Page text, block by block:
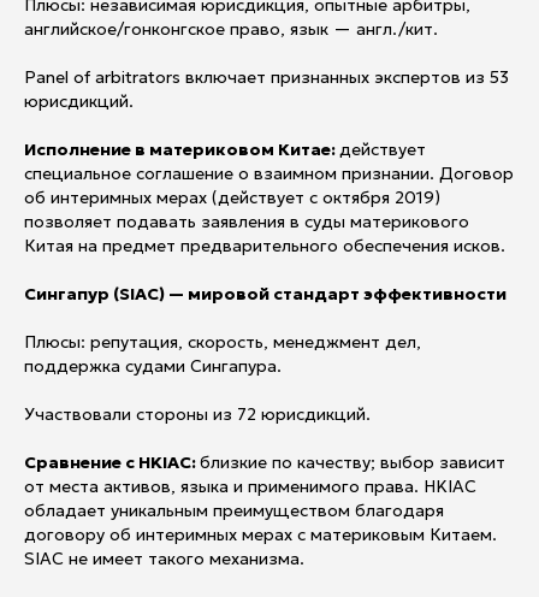
Плюсы: независимая юрисдикция, опытные арбитры,
английское/гонконгское право, язык — англ./кит.
Panel of arbitrators включает признанных экспертов из 53
юрисдикций.
Исполнение в материковом Китае:действует
специальное соглашение о взаимном признании. Договор
об интеримных мерах (действует с октября 2019)
позволяет подавать заявления в суды материкового
Китая на предмет предварительного обеспечения исков.
Сингапур (SIAC) — мировой стандарт эффективности
Плюсы: репутация, скорость, менеджмент дел,
поддержка судами Сингапура.
Участвовали стороны из 72 юрисдикций.
Сравнение с HKIAC:близкие по качеству; выбор зависит
от места активов, языка и применимого права. HKIAC
обладает уникальным преимуществом благодаря
договору об интеримных мерах с материковым Китаем.
SIAC не имеет такого механизма.